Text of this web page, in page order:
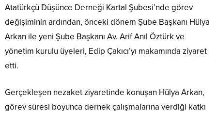
Atatürkçü Düşünce Derneği Kartal Şubesi’nde görev
değişiminin ardından, önceki dönem Şube Başkanı Hülya
Arkan ile yeni Şube Başkanı Av. Arif Anıl Öztürk ve
yönetim kurulu üyeleri, Edip Çakıcı’yı makamında ziyaret
etti.
Gerçekleşen nezaket ziyaretinde konuşan Hülya Arkan,
görev süresi boyunca dernek çalışmalarına verdiği katkı